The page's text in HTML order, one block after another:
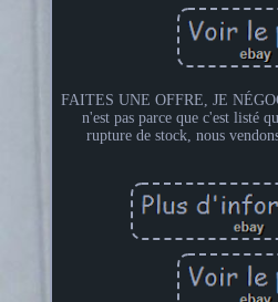
FAITES UNE OFFRE, JE
n'est pas parce que c'est listé
rupture de stock, nous